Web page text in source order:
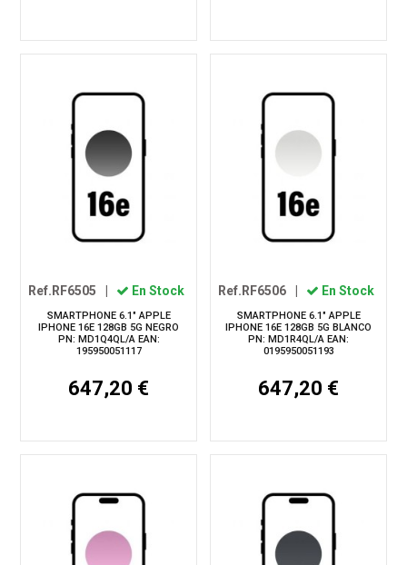
Ref.RF6505 En Stock
SMARTPHONE 6.1" APPLE
IPHONE 16E 128GB 5G NEGRO
PN: MD1Q4QL/A EAN:
195950051117
647,20 €
Ref.RF6506 En Stock
SMARTPHONE 6.1" APPLE
IPHONE 16E 128GB 5G BLANCO
PN: MD1R4QL/A EAN:
0195950051193
647,20 €